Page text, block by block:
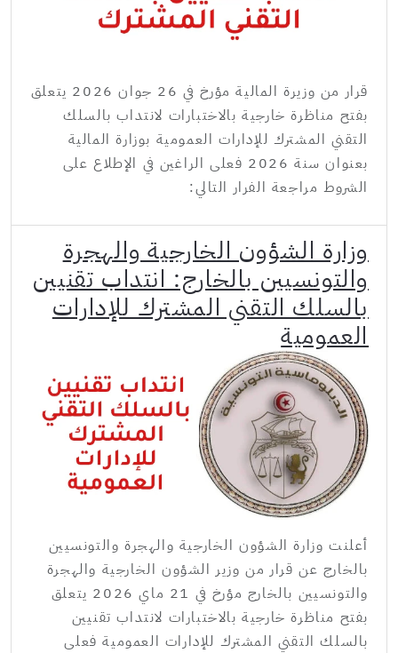
قرار من وزيرة المالية مؤرخ في 26 جوان 2026 يتعلق
بفتح مناظرة خارجية بالاختبارات لانتداب بالسلك
التقني المشترك للإدارات العمومية بوزارة المالية
بعنوان سنة 2026 فعلى الراغين في الإطلاع على
الشروط مراجعة الفرار التالي:
وزارة الشؤون الخارجية والهجرة
والتونسيين بالخارج: انتداب تقنيين
بالسلك التقني المشترك للإدارات
العمومية
أعلنت وزارة الشؤون الخارجية والهجرة والتونسيين
بالخارج عن قرار من وزير الشؤون الخارجية والهجرة
والتونسيين بالخارج مؤرخ في 21 ماي 2026 يتعلق
بفتح مناظرة خارجية بالاختبارات لانتداب تقنيين
بالسلك التقني المشترك للإدارات العمومية فعلى